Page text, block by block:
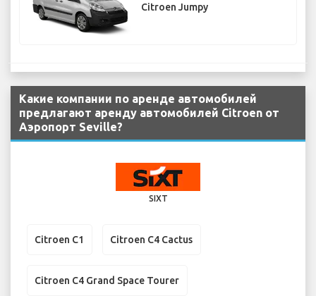
Citroen Jumpy
Какие компании по аренде автомобилей
предлагают аренду автомобилей Citroen от
Аэропорт Seville?
SIXT
Citroen C1 Citroen C4 Cactus
Citroen C4 Grand Space Tourer